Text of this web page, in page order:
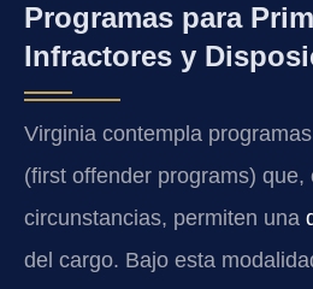
Programas para
Infractores y
Virginia contempla
(first offender programs) que,
circunstancias, permiten una
del cargo. Bajo esta